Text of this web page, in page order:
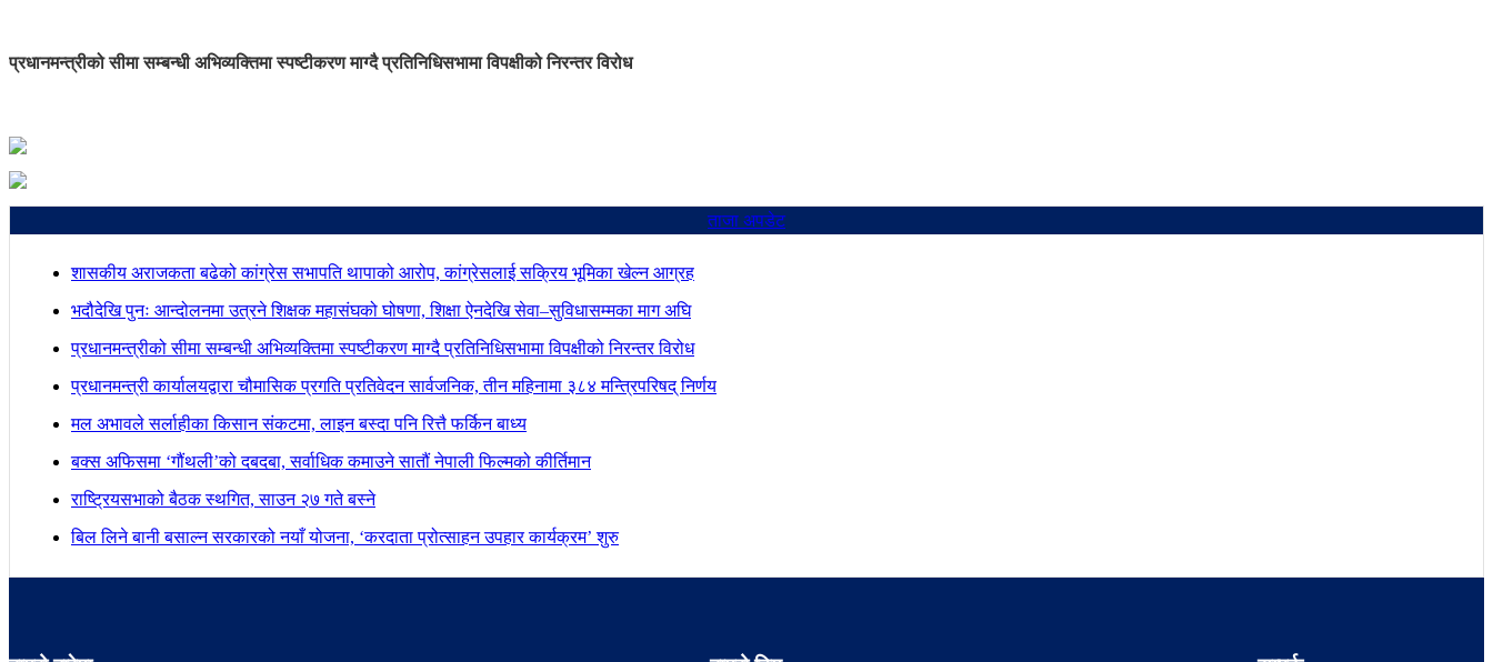
प्रधानमन्त्रीको सीमा सम्बन्धी अभिव्यक्तिमा स्पष्टीकरण माग्दै प्रतिनिधिसभामा विपक्षीको निरन्तर विरोध
ताजा अपडेट
शासकीय अराजकता बढेको कांग्रेस सभापति थापाको आरोप, कांग्रेसलाई सक्रिय भूमिका खेल्न आग्रह
भदौदेखि पुनः आन्दोलनमा उत्रने शिक्षक महासंघको घोषणा, शिक्षा ऐनदेखि सेवा–सुविधासम्मका माग अघि
प्रधानमन्त्रीको सीमा सम्बन्धी अभिव्यक्तिमा स्पष्टीकरण माग्दै प्रतिनिधिसभामा विपक्षीको निरन्तर विरोध
प्रधानमन्त्री कार्यालयद्वारा चौमासिक प्रगति प्रतिवेदन सार्वजनिक, तीन महिनामा ३८४ मन्त्रिपरिषद् निर्णय
मल अभावले सर्लाहीका किसान संकटमा, लाइन बस्दा पनि रित्तै फर्किन बाध्य
बक्स अफिसमा ‘गौंथली’को दबदबा, सर्वाधिक कमाउने सातौं नेपाली फिल्मको कीर्तिमान
राष्ट्रियसभाको बैठक स्थगित, साउन २७ गते बस्ने
बिल लिने बानी बसाल्न सरकारको नयाँ योजना, ‘करदाता प्रोत्साहन उपहार कार्यक्रम’ शुरु